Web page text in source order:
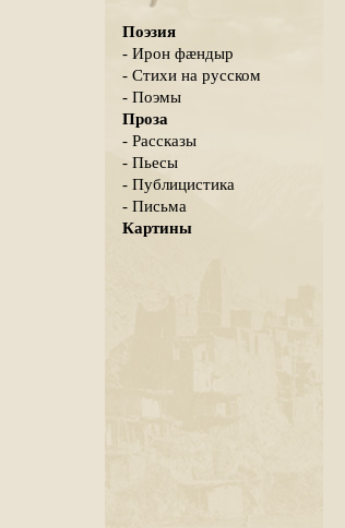
Поэзия
- Ирон фæндыр
- Стихи на русском
- Поэмы
Проза
- Рассказы
- Пьесы
- Публицистика
- Письма
Картины